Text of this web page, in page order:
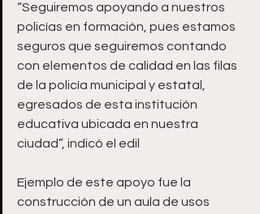
“Seguiremos apoyando a nuestros
policías en formación, pues estamos
seguros que seguiremos contando
con elementos de calidad en las filas
de la policía municipal y estatal,
egresados de esta institución
educativa ubicada en nuestra
ciudad”, indicó el edil
Ejemplo de este apoyo fue la
construcción de un aula de usos